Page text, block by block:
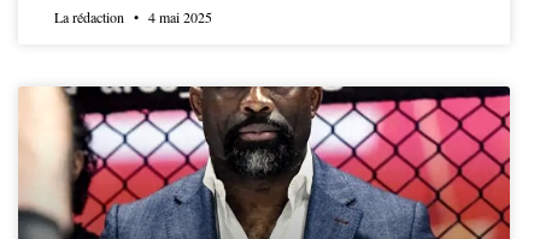
La rédaction 4 mai 2025